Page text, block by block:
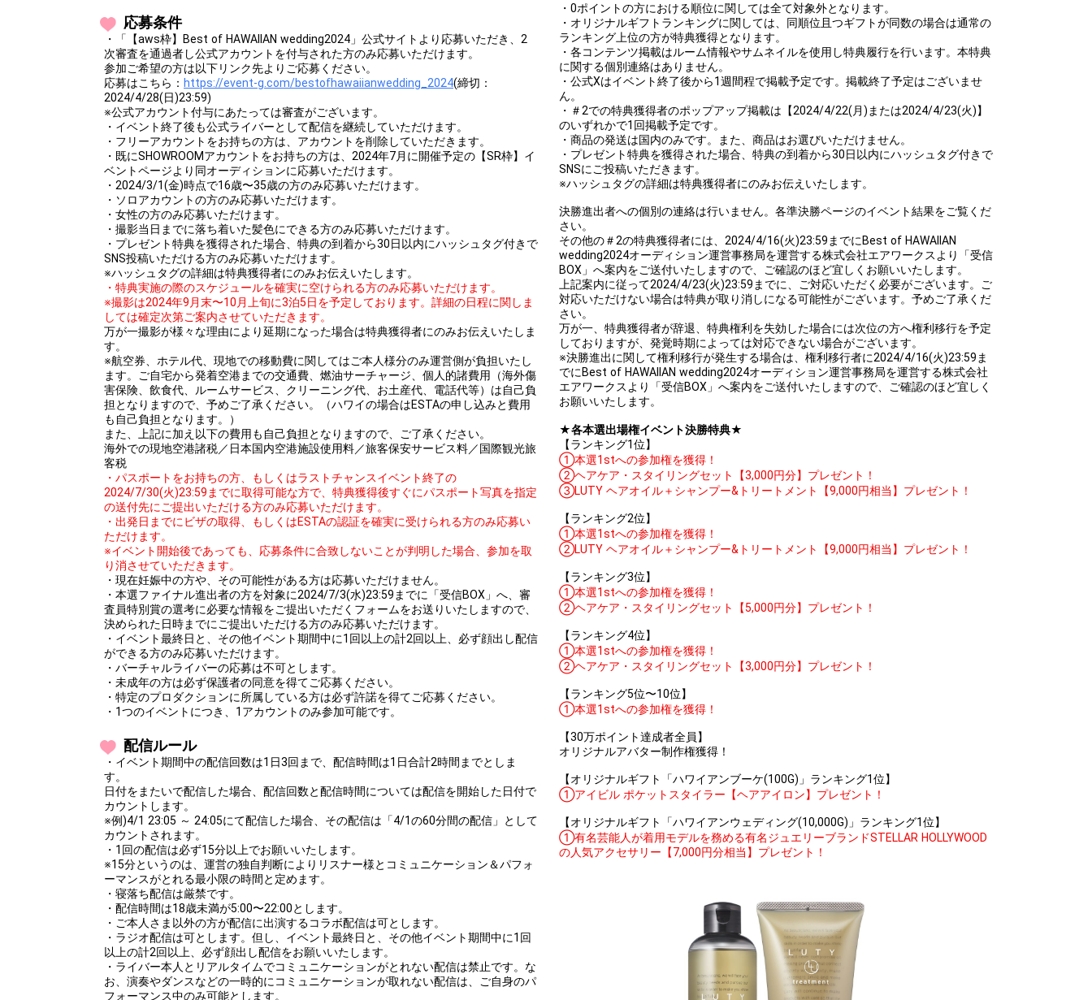
応募条件
・「【aws枠】Best of HAWAIIAN wedding2024」公式サイトより応募いただき、2
次審査を通過者し公式アカウントを付与された方のみ応募いただけます。
参加ご希望の方は以下リンク先よりご応募ください。
応募はこちら： https://event-g.com/bestofhawaiianwedding_2024(締切：
2024/4/28(日)23:59)
※公式アカウント付与にあたっては審査がございます。
・イベント終了後も公式ライバーとして配信を継続していただけます。
・フリーアカウントをお持ちの方は、アカウントを削除していただきます。
・既にSHOWROOMアカウントをお持ちの方は、2024年7月に開催予定の【SR枠】イ
ベントページより同オーディションに応募いただけます。
・2024/3/1(金)時点で16歳〜35歳の方のみ応募いただけます。
・ソロアカウントの方のみ応募いただけます。
・女性の方のみ応募いただけます。
・撮影当日までに落ち着いた髪色にできる方のみ応募いただけます。
・プレゼント特典を獲得された場合、特典の到着から30日以内にハッシュタグ付きで
SNS投稿いただける方のみ応募いただけます。
※ハッシュタグの詳細は特典獲得者にのみお伝えいたします。
・特典実施の際のスケジュールを確実に空けられる方のみ応募いただけます。
※撮影は2024年9月末〜10月上旬に3泊5日を予定しております。詳細の日程に関しま
しては確定次第ご案内させていただきます。
万が一撮影が様々な理由により延期になった場合は特典獲得者にのみお伝えいたしま
す。
※航空券、ホテル代、現地での移動費に関してはご本人様分のみ運営側が負担いたし
ます。ご自宅から発着空港までの交通費、燃油サーチャージ、個人的諸費用（海外傷
害保険、飲食代、ルームサービス、クリーニング代、お土産代、電話代等）は自己負
担となりますので、予めご了承ください。（ハワイの場合はESTAの申し込みと費用
も自己負担となります。）
また、上記に加え以下の費用も自己負担となりますので、ご了承ください。
海外での現地空港諸税／日本国内空港施設使用料／旅客保安サービス料／国際観光旅
客税
・パスポートをお持ちの方、もしくはラストチャンスイベント終了の
2024/7/30(火)23:59までに取得可能な方で、特典獲得後すぐにパスポート写真を指定
の送付先にご提出いただける方のみ応募いただけます。
・出発日までにビザの取得、もしくはESTAの認証を確実に受けられる方のみ応募い
ただけます。
※イベント開始後であっても、応募条件に合致しないことが判明した場合、参加を取
り消させていただきます。
・現在妊娠中の方や、その可能性がある方は応募いただけません。
・本選ファイナル進出者の方を対象に2024/7/3(水)23:59までに「受信BOX」へ、審
査員特別賞の選考に必要な情報をご提出いただくフォームをお送りいたしますので、
決められた日時までにご提出いただける方のみ応募いただけます。
・イベント最終日と、その他イベント期間中に1回以上の計2回以上、必ず顔出し配信
ができる方のみ応募いただけます。
・バーチャルライバーの応募は不可とします。
・未成年の方は必ず保護者の同意を得てご応募ください。
・特定のプロダクションに所属している方は必ず許諾を得てご応募ください。
・1つのイベントにつき、1アカウントのみ参加可能です。
配信ルール
・イベント期間中の配信回数は1日3回まで、配信時間は1日合計2時間までとしま
す。
日付をまたいで配信した場合、配信回数と配信時間については配信を開始した日付で
カウントします。
※例)4/1 23:05 ～ 24:05にて配信した場合、その配信は「4/1の60分間の配信」として
カウントされます。
・1回の配信は必ず15分以上でお願いいたします。
※15分というのは、運営の独自判断によりリスナー様とコミュニケーション＆パフォ
ーマンスがとれる最小限の時間と定めます。
・寝落ち配信は厳禁です。
・配信時間は18歳未満が5:00〜22:00とします。
・ご本人さま以外の方が配信に出演するコラボ配信は可とします。
・ラジオ配信は可とします。但し、イベント最終日と、その他イベント期間中に1回
以上の計2回以上、必ず顔出し配信をお願いいたします。
・ライバー本人とリアルタイムでコミュニケーションがとれない配信は禁止です。な
お、演奏やダンスなどの一時的にコミュニケーションが取れない配信は、ご自身のパ
フォーマンス中のみ可能とします。
・0ポイントの方における順位に関しては全て対象外となります。
・オリジナルギフトランキングに関しては、同順位且つギフトが同数の場合は通常の
ランキング上位の方が特典獲得となります。
・各コンテンツ掲載はルーム情報やサムネイルを使用し特典履行を行います。本特典
に関する個別連絡はありません。
・公式Xはイベント終了後から1週間程で掲載予定です。掲載終了予定はございませ
ん。
・＃2での特典獲得者のポップアップ掲載は【2024/4/22(月)または2024/4/23(火)】
のいずれかで1回掲載予定です。
・商品の発送は国内のみです。また、商品はお選びいただけません。
・プレゼント特典を獲得された場合、特典の到着から30日以内にハッシュタグ付きで
SNSにご投稿いただきます。
※ハッシュタグの詳細は特典獲得者にのみお伝えいたします。
決勝進出者への個別の連絡は行いません。各準決勝ページのイベント結果をご覧くだ
さい。
その他の＃2の特典獲得者には、2024/4/16(火)23:59までにBest of HAWAIIAN
wedding2024オーディション運営事務局を運営する株式会社エアワークスより「受信
BOX」へ案内をご送付いたしますので、ご確認のほど宜しくお願いいたします。
上記案内に従って2024/4/23(火)23:59までに、ご対応いただく必要がございます。ご
対応いただけない場合は特典が取り消しになる可能性がございます。予めご了承くだ
さい。
万が一、特典獲得者が辞退、特典権利を失効した場合には次位の方へ権利移行を予定
しておりますが、発覚時期によっては対応できない場合がございます。
※決勝進出に関して権利移行が発生する場合は、権利移行者に2024/4/16(火)23:59ま
でにBest of HAWAIIAN wedding2024オーディション運営事務局を運営する株式会社
エアワークスより「受信BOX」へ案内をご送付いたしますので、ご確認のほど宜しく
お願いいたします。
★各本選出場権イベント決勝特典★
【ランキング1位】
①本選1stへの参加権を獲得！
②ヘアケア・スタイリングセット【3,000円分】プレゼント！
③LUTY ヘアオイル＋シャンプー&トリートメント【9,000円相当】プレゼント！
【ランキング2位】
①本選1stへの参加権を獲得！
②LUTY ヘアオイル＋シャンプー&トリートメント【9,000円相当】プレゼント！
【ランキング3位】
①本選1stへの参加権を獲得！
②ヘアケア・スタイリングセット【5,000円分】プレゼント！
【ランキング4位】
①本選1stへの参加権を獲得！
②ヘアケア・スタイリングセット【3,000円分】プレゼント！
【ランキング5位〜10位】
①本選1stへの参加権を獲得！
【30万ポイント達成者全員】
オリジナルアバター制作権獲得！
【オリジナルギフト「ハワイアンブーケ(100G)」ランキング1位】
①アイビル ポケットスタイラー【ヘアアイロン】プレゼント！
【オリジナルギフト「ハワイアンウェディング(10,000G)」ランキング1位】
①有名芸能人が着用モデルを務める有名ジュエリーブランドSTELLAR HOLLYWOOD
の人気アクセサリー【7,000円分相当】プレゼント！